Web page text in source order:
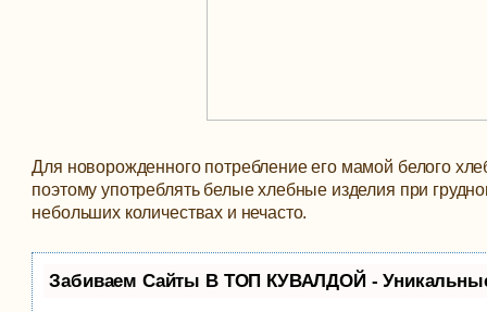
Для новорожденного потребление его мамой белого
поэтому употреблять белые хлебные изделия при
небольших количествах и нечасто.
Забиваем Сайты В ТОП КУВАЛДОЙ -